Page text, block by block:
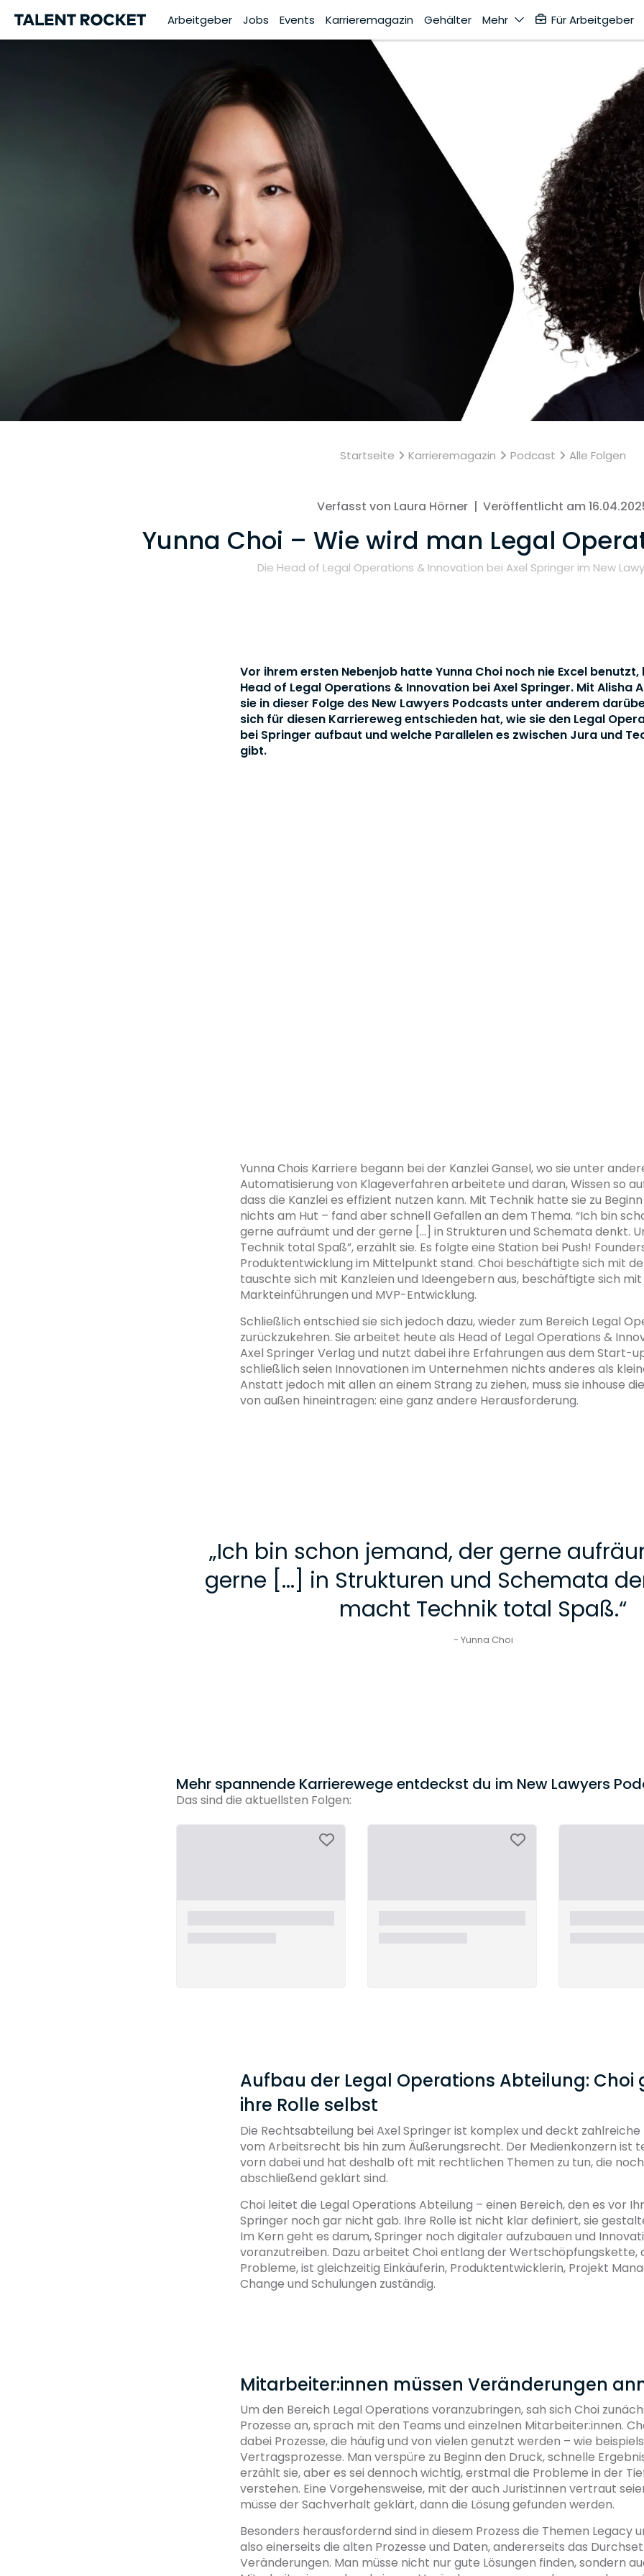
Arbeitgeber Jobs Events Karrieremagazin Gehälter Mehr Für Arbeitgeber
Startseite Karrieremagazin Podcast Alle Folgen
Verfasst von Laura Hörner | Veröffentlicht am
Yunna Choi – Wie wird man Legal
Die Head of Legal Operations & Innovation bei Axel Springer im New
Vor ihrem ersten Nebenjob hatte Yunna Choi noch nie Excel benutzt,
Head of Legal Operations & Innovation bei Axel Springer. Mit Alisha
sie in dieser Folge des New Lawyers Podcasts unter anderem
sich für diesen Karriereweg entschieden hat, wie sie den Legal
bei Springer aufbaut und welche Parallelen es zwischen Jura und
gibt.
Yunna Chois Karriere begann bei der Kanzlei Gansel, wo sie unter
Automatisierung von Klageverfahren arbeitete und daran, Wissen so
dass die Kanzlei es effizient nutzen kann. Mit Technik hatte sie zu
nichts am Hut – fand aber schnell Gefallen an dem Thema. “Ich bin
gerne aufräumt und der gerne [...] in Strukturen und Schemata denkt.
Technik total Spaß”, erzählt sie. Es folgte eine Station bei Push!
Produktentwicklung im Mittelpunkt stand. Choi beschäftigte sich mit
tauschte sich mit Kanzleien und Ideengebern aus, beschäftigte sich mit
Markteinführungen und MVP-Entwicklung.
Schließlich entschied sie sich jedoch dazu, wieder zum Bereich Legal
zurückzukehren. Sie arbeitet heute als Head of Legal Operations &
Axel Springer Verlag und nutzt dabei ihre Erfahrungen aus dem Start-
schließlich seien Innovationen im Unternehmen nichts anderes als
Anstatt jedoch mit allen an einem Strang zu ziehen, muss sie inhouse
von außen hineintragen: eine ganz andere Herausforderung.
„Ich bin schon jemand, der gerne
gerne [...] in Strukturen und Schemata
macht Technik total Spaß.“
- Yunna Choi
Mehr spannende Karrierewege entdeckst du im New Lawyers
Das sind die aktuellsten Folgen:
Aufbau der Legal Operations Abteilung:
ihre Rolle selbst
Die Rechtsabteilung bei Axel Springer ist komplex und deckt
vom Arbeitsrecht bis hin zum Äußerungsrecht. Der Medienkonzern ist
vorn dabei und hat deshalb oft mit rechtlichen Themen zu tun, die
abschließend geklärt sind.
Choi leitet die Legal Operations Abteilung – einen Bereich, den es vor
Springer noch gar nicht gab. Ihre Rolle ist nicht klar definiert, sie
Im Kern geht es darum, Springer noch digitaler aufzubauen und
voranzutreiben. Dazu arbeitet Choi entlang der Wertschöpfungskette,
Probleme, ist gleichzeitig Einkäuferin, Produktentwicklerin, Projekt
Change und Schulungen zuständig.
Mitarbeiter:innen müssen Veränderungen
Um den Bereich Legal Operations voranzubringen, sah sich Choi
Prozesse an, sprach mit den Teams und einzelnen Mitarbeiter:innen.
dabei Prozesse, die häufig und von vielen genutzt werden – wie
Vertragsprozesse. Man verspüre zu Beginn den Druck, schnelle
erzählt sie, aber es sei dennoch wichtig, erstmal die Probleme in der
verstehen. Eine Vorgehensweise, mit der auch Jurist:innen vertraut
müsse der Sachverhalt geklärt, dann die Lösung gefunden werden.
Besonders herausfordernd sind in diesem Prozess die Themen Legacy
also einerseits die alten Prozesse und Daten, andererseits das
Veränderungen. Man müsse nicht nur gute Lösungen finden, sondern